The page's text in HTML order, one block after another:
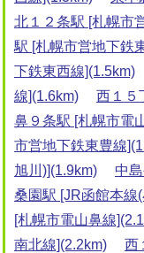
北１２条駅 [札幌市
駅 [札幌市営地下鉄
下鉄東西線](1.5km)
線](1.6km)
西１５
鼻９条駅 [札幌市電
市営地下鉄東豊線
旭川)](1.9km)
中
桑園駅 [JR函館本線
[札幌市電山鼻線
南北線](2.2km)
西